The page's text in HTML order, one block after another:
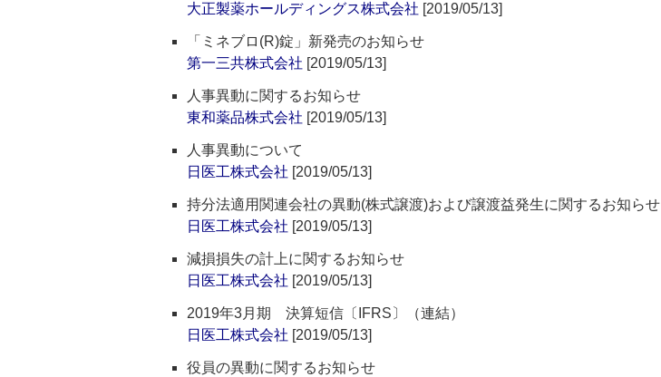
大正製薬ホールディングス株式会社 [2019/05/13]
「ミネブロ(R)錠」新発売のお知らせ
第一三共株式会社 [2019/05/13]
人事異動に関するお知らせ
東和薬品株式会社 [2019/05/13]
人事異動について
日医工株式会社 [2019/05/13]
持分法適用関連会社の異動(株式譲渡)および譲渡益発生に関するお知らせ
日医工株式会社 [2019/05/13]
減損損失の計上に関するお知らせ
日医工株式会社 [2019/05/13]
2019年3月期 決算短信〔IFRS〕（連結）
日医工株式会社 [2019/05/13]
役員の異動に関するお知らせ